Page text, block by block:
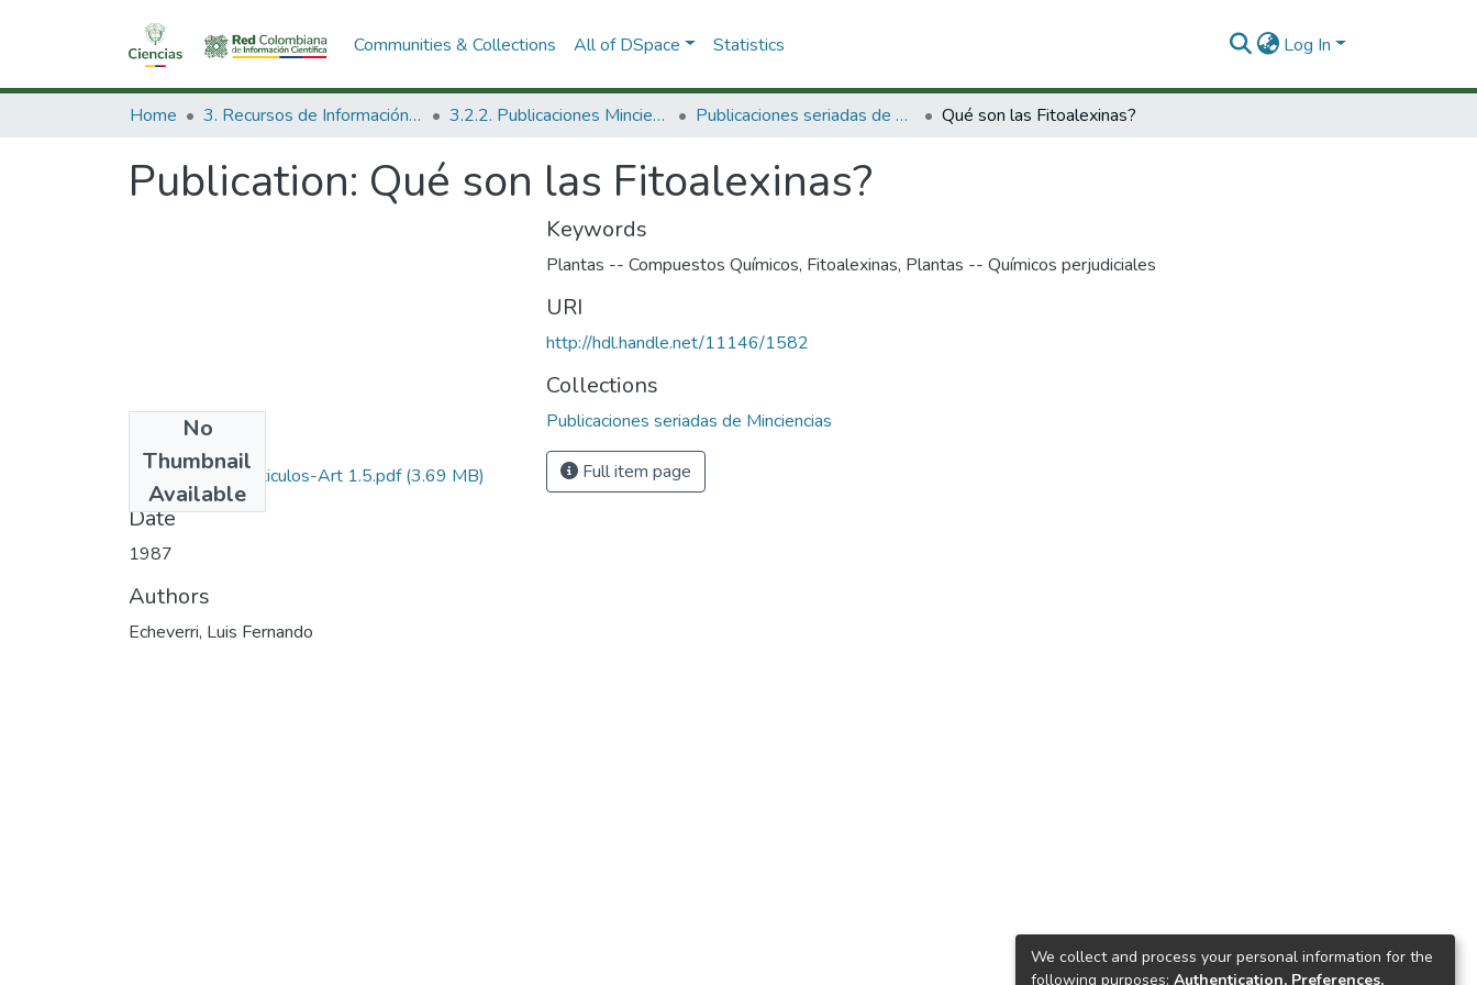
Communities & Collections All of DSpace Statistics Log In
Home 3. Recursos de Información Científica y Tecnológica 3.2.2. Publicaciones Minciencias Publicaciones seriadas de Minciencias Qué son las Fitoalexinas?
Publication: Qué son las Fitoalexinas?
No
Thumbnail
Available
1987-V5-N1-Articulos-Art 1.5.pdf(3.69 MB)
Date
1987
Authors
Echeverri, Luis Fernando
Keywords
Plantas -- Compuestos Químicos, Fitoalexinas, Plantas -- Químicos perjudiciales
URI
http://hdl.handle.net/11146/1582
Collections
Publicaciones seriadas de Minciencias
Full item page
We collect and process your personal information for the
following purposes: Authentication, Preferences,